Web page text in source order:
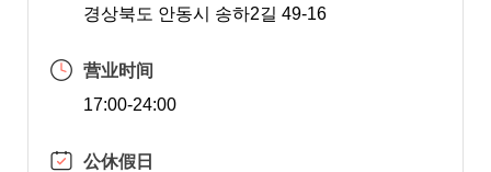
경상북도 안동시 송하2길 49-16
营业时间
17:00-24:00
公休假日